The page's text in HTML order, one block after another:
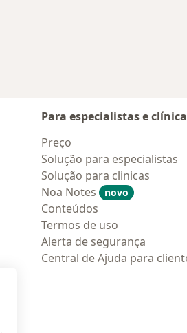
Para especialistas e
Preço
Solução para especialistas
Solução para clinicas
Noa Notes
novo
Conteúdos
Termos de uso
Alerta de segurança
Central de Ajuda para